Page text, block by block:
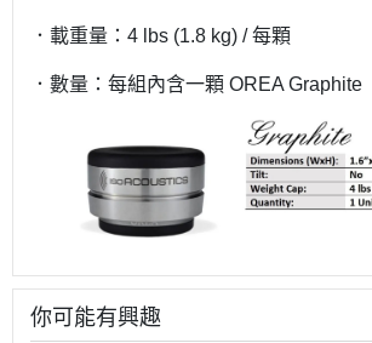
．載重量：4 lbs (1.8 kg) / 每顆
．數量：每組內含一顆 OREA Graphite
你可能有興趣